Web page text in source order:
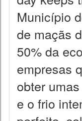
Município
de maçãs
50% da
empresas
obter
e o frio